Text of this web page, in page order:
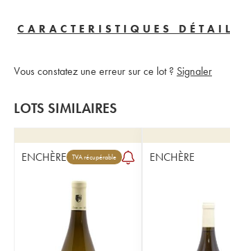
CARACTERISTIQUES
Vous constatez une erreur sur ce lot ? Signaler
LOTS SIMILAIRES
ENCHÈRE TVA récupérable ENCHÈRE